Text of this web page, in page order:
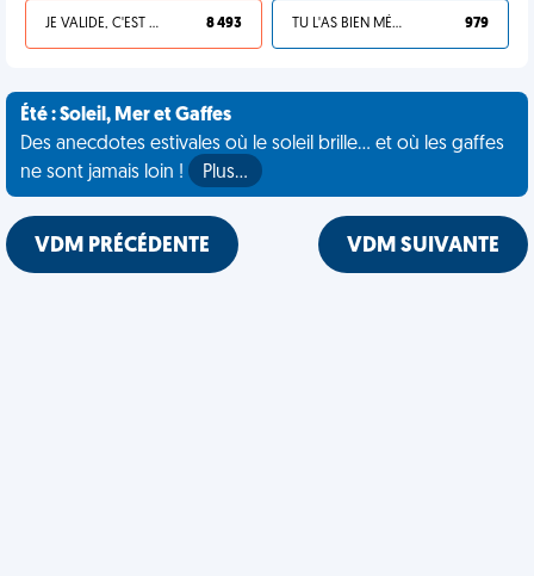
JE VALIDE, C'EST UNE VDM 8 493 TU L'AS BIEN MÉRITÉ 979
Été : Soleil, Mer et Gaffes
Des anecdotes estivales où le soleil brille... et où les gaffes
ne sont jamais loin !
Plus…
VDM PRÉCÉDENTE VDM SUIVANTE